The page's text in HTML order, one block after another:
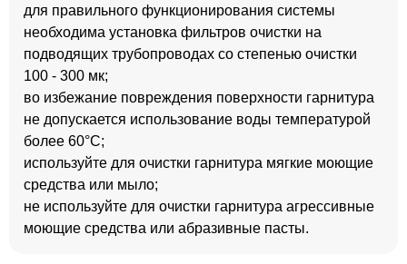
для правильного функционирования системы
необходима установка фильтров очистки на
подводящих трубопроводах со степенью очистки
100 - 300 мк;
во избежание повреждения поверхности гарнитура
не допускается использование воды температурой
более 60°C;
используйте для очистки гарнитура мягкие моющие
средства или мыло;
не используйте для очистки гарнитура агрессивные
моющие средства или абразивные пасты.